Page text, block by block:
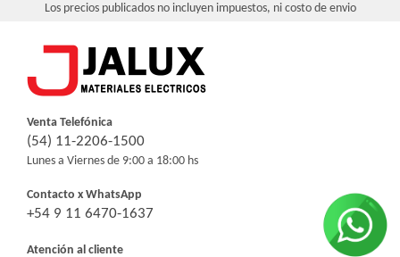
Los precios publicados no incluyen impuestos, ni costo de envio
Venta Telefónica
(54) 11-2206-1500
Lunes a Viernes de 9:00 a 18:00 hs
Contacto x WhatsApp
+54 9 11 6470-1637
Atención al cliente